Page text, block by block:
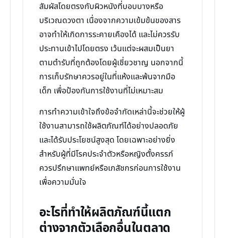
สัมผัสโดยตรงกับผิวหนังที่บอบบางหรือ
บริเวณดวงตา เนื่องจากความเข้มข้นของสาร
อาจทำให้เกิดการระคายเคืองได้ และไม่ควรรับ
ประทานเข้าไปโดยตรง เว้นแต่จะผสมเป็นยา
ตามตำรับที่ถูกต้องโดยผู้เชี่ยวชาญ นอกจากนี้
การเก็บรักษาควรอยู่ในที่แห้งและพ้นจากมือ
เด็ก เพื่อป้องกันการใช้งานที่ไม่เหมาะสม
การทำความเข้าใจถึงข้อจำกัดเหล่านี้จะช่วยให้ผู้
ใช้งานสามารถใช้ผลิตภัณฑ์ได้อย่างปลอดภัย
และได้รับประโยชน์สูงสุด โดยเฉพาะอย่างยิ่ง
สำหรับผู้ที่มีโรคประจำตัวหรือหญิงตั้งครรภ์
ควรปรึกษาแพทย์หรือเภสัชกรก่อนการใช้งาน
เพื่อความมั่นใจ
อะไรที่ทำให้ผลิตภัณฑ์นี้แตก
ต่างจากตัวเลือกอื่นในตลาด